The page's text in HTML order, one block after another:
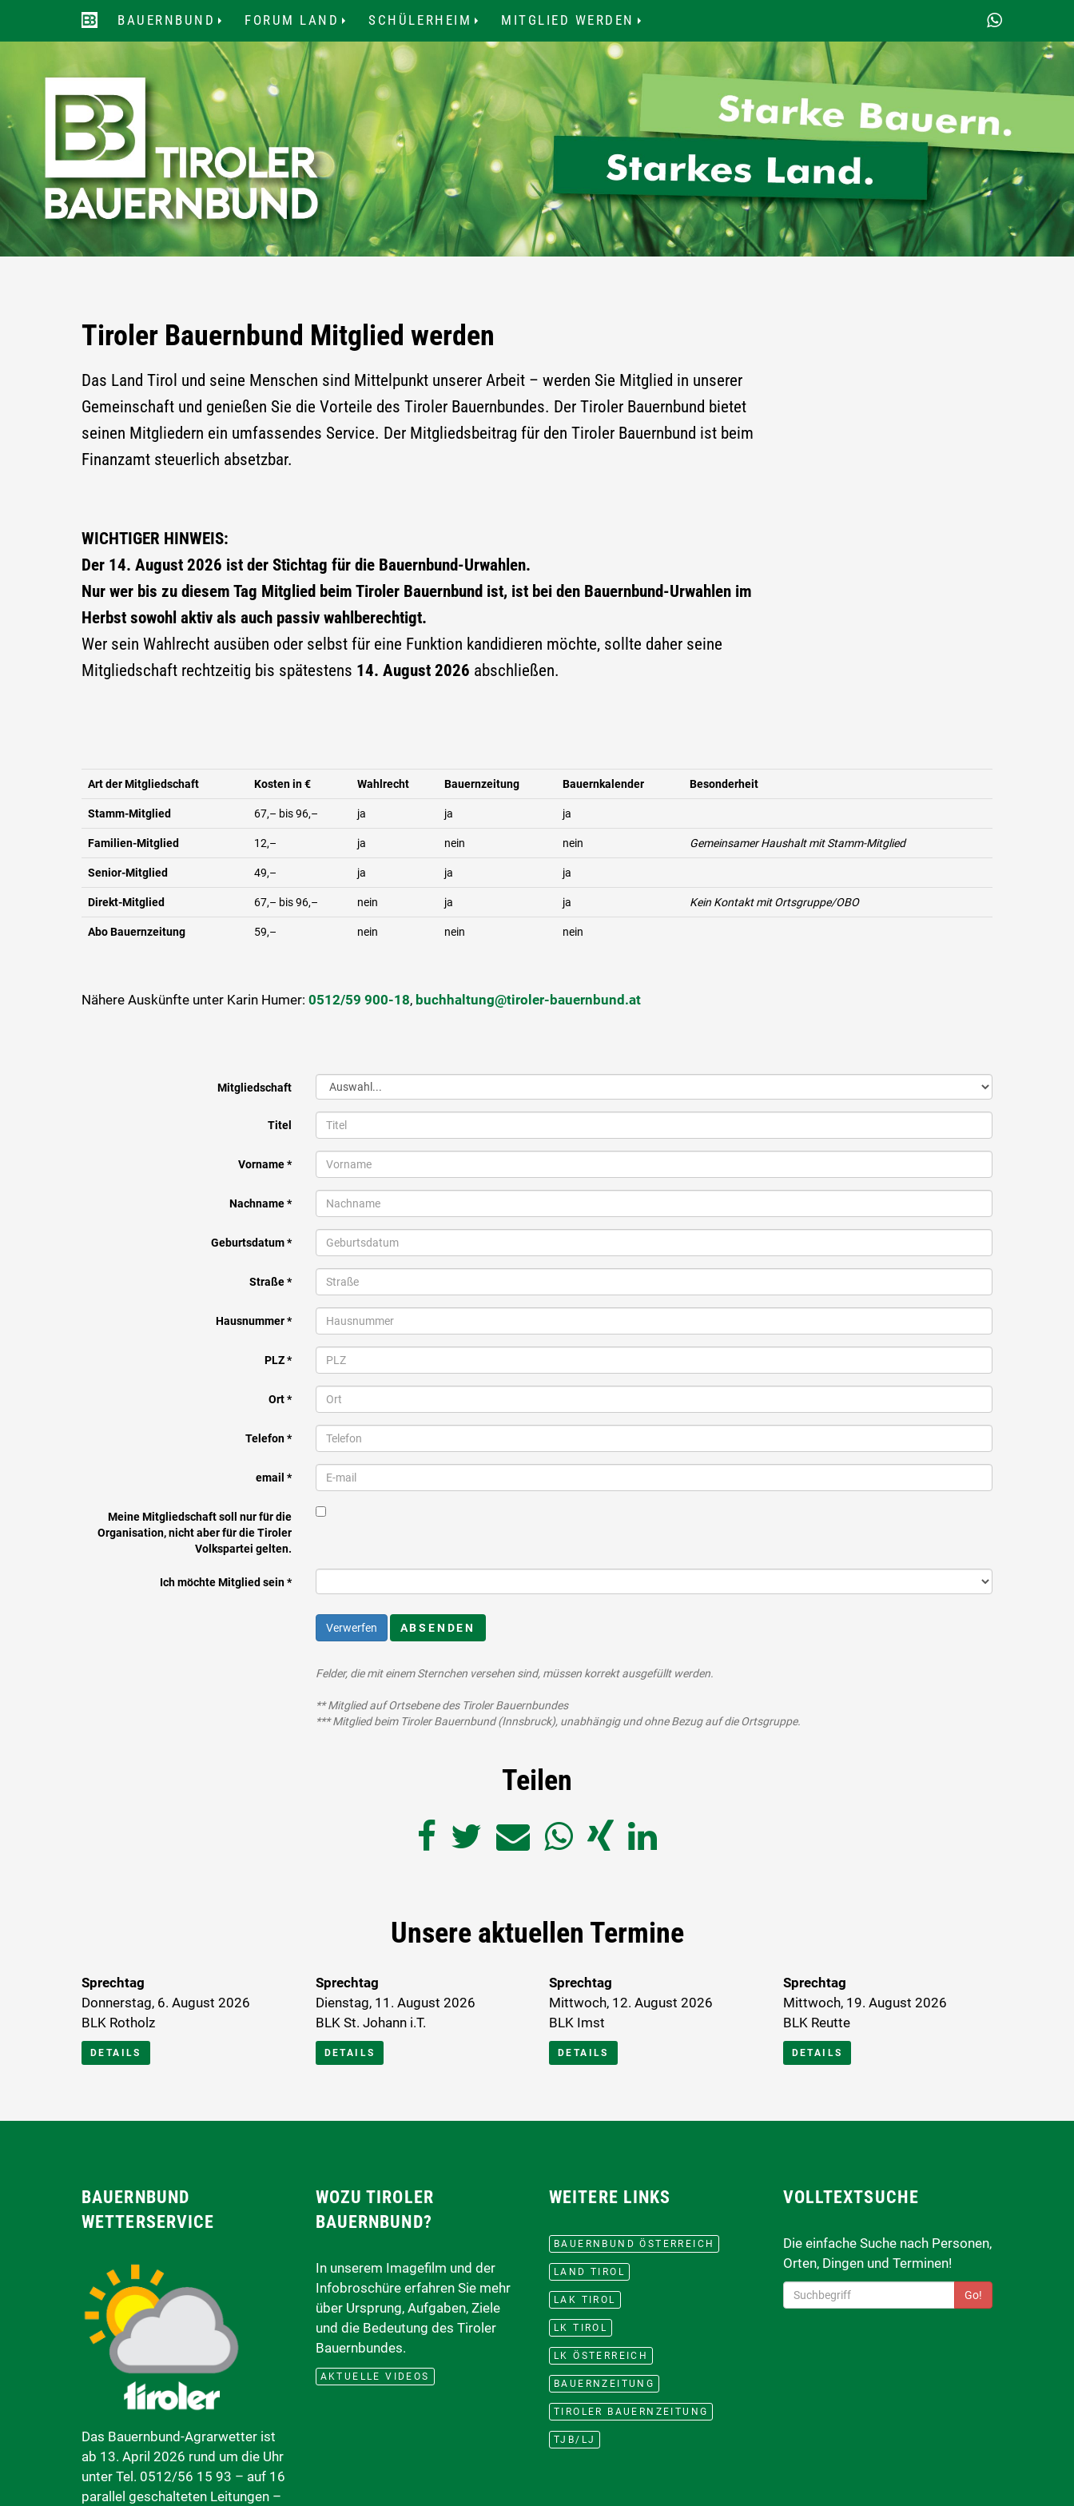
BAUERNBUND FORUM LAND SCHÜLERHEIM MITGLIED WERDEN
Tiroler Bauernbund Mitglied werden
Das Land Tirol und seine Menschen sind Mittelpunkt unserer Arbeit – werden Sie Mitglied in unserer
Gemeinschaft und genießen Sie die Vorteile des Tiroler Bauernbundes. Der Tiroler Bauernbund bietet
seinen Mitgliedern ein umfassendes Service. Der Mitgliedsbeitrag für den Tiroler Bauernbund ist beim
Finanzamt steuerlich absetzbar.
WICHTIGER HINWEIS:
Der 14. August 2026 ist der Stichtag für die Bauernbund-Urwahlen.
Nur wer bis zu diesem Tag Mitglied beim Tiroler Bauernbund ist, ist bei den Bauernbund-Urwahlen im
Herbst sowohl aktiv als auch passiv wahlberechtigt.
Wer sein Wahlrecht ausüben oder selbst für eine Funktion kandidieren möchte, sollte daher seine
Mitgliedschaft rechtzeitig bis spätestens 14. August 2026 abschließen.
Art der Mitgliedschaft Kosten in € Wahlrecht Bauernzeitung Bauernkalender Besonderheit
Stamm-Mitglied 67,– bis 96,– ja ja ja
Familien-Mitglied 12,– ja nein nein Gemeinsamer Haushalt mit Stamm-Mitglied
Senior-Mitglied 49,– ja ja ja
Direkt-Mitglied 67,– bis 96,– nein ja ja Kein Kontakt mit Ortsgruppe/OBO
Abo Bauernzeitung 59,– nein nein nein
Nähere Auskünfte unter Karin Humer: 0512/59 900-18, buchhaltung@tiroler-bauernbund.at
Mitgliedschaft
Titel
Vorname *
Nachname *
Geburtsdatum *
Straße *
Hausnummer *
PLZ *
Ort *
Telefon *
email *
Meine Mitgliedschaft soll nur für die
Organisation, nicht aber für die Tiroler
Volkspartei gelten.
Ich möchte Mitglied sein *
Verwerfen ABSENDEN
Felder, die mit einem Sternchen versehen sind, müssen korrekt ausgefüllt werden.
** Mitglied auf Ortsebene des Tiroler Bauernbundes
*** Mitglied beim Tiroler Bauernbund (Innsbruck), unabhängig und ohne Bezug auf die Ortsgruppe.
Teilen
Unsere aktuellen Termine
Sprechtag
Donnerstag, 6. August 2026
BLK Rotholz
DETAILS
Sprechtag
Dienstag, 11. August 2026
BLK St. Johann i.T.
DETAILS
Sprechtag
Mittwoch, 12. August 2026
BLK Imst
DETAILS
Sprechtag
Mittwoch, 19. August 2026
BLK Reutte
DETAILS
BAUERNBUND
WETTERSERVICE
Das Bauernbund-Agrarwetter ist
ab 13. April 2026 rund um die Uhr
unter Tel. 0512/56 15 93 – auf 16
parallel geschalteten Leitungen –
WOZU TIROLER
BAUERNBUND?
In unserem Imagefilm und der
Infobroschüre erfahren Sie mehr
über Ursprung, Aufgaben, Ziele
und die Bedeutung des Tiroler
Bauernbundes.
AKTUELLE VIDEOS
WEITERE LINKS
BAUERNBUND ÖSTERREICH
LAND TIROL
LAK TIROL
LK TIROL
LK ÖSTERREICH
BAUERNZEITUNG
TIROLER BAUERNZEITUNG
TJB/LJ
VOLLTEXTSUCHE
Die einfache Suche nach Personen,
Orten, Dingen und Terminen!
Go!